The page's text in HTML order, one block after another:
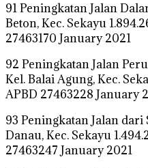
91 Peningkatan Jalan
Beton, Kec. Sekayu
27463170 January 2021
92 Peningkatan Jalan
Kel. Balai Agung, Kec.
APBD 27463228 January
93 Peningkatan Jalan
Danau, Kec. Sekayu
27463247 January 2021